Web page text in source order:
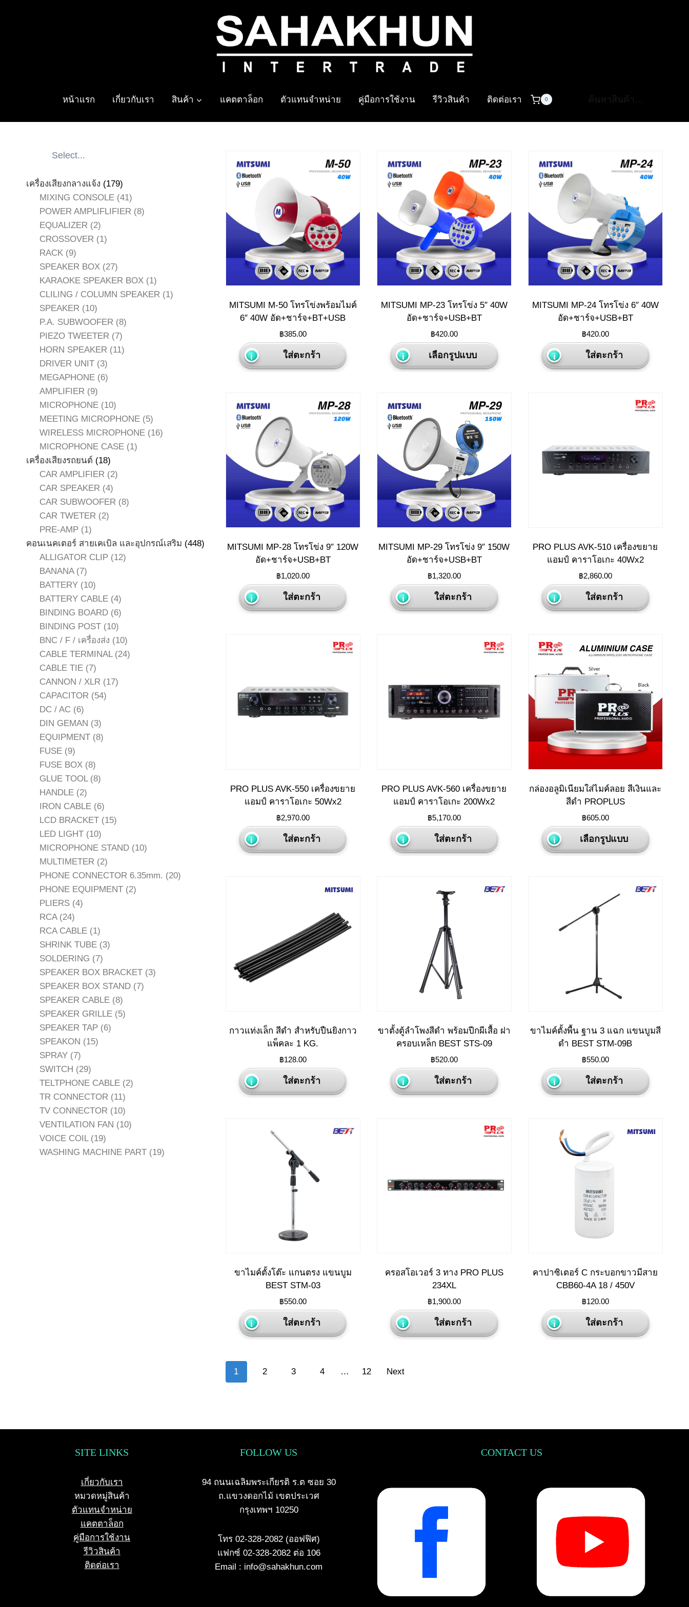
หน้าแรก เกี่ยวกับเรา สินค้า แคตตาล็อก ตัวแทนจำหน่าย คู่มือการใช้งาน รีวิวสินค้า ติดต่อเรา 0
เครื่องเสียงกลางแจ้ง 179179
สินค้า
MIXING CONSOLE 4141
สินค้า
POWER AMPLIFLIFIER 88
EQUALIZER 22
สินค้า
CROSSOVER 11
RACK 99
สินค้า
SPEAKER BOX 2727
สินค้า
KARAOKE SPEAKER BOX 11
สินค้า
CLILING / COLUMN SPEAKER 11
SPEAKER 1010
สินค้า
P.A. SUBWOOFER 88
PIEZO TWEETER 77
สินค้า
HORN SPEAKER 1111
DRIVER UNIT 33
สินค้า
MEGAPHONE 66
AMPLIFIER 99
สินค้า
MICROPHONE 1010
สินค้า
MEETING MICROPHONE 55
สินค้า
WIRELESS MICROPHONE 1616
MICROPHONE CASE 11
เครื่องเสียงรถยนต์ 1818
สินค้า
CAR AMPLIFIER 22
CAR SPEAKER 44
สินค้า
CAR SUBWOOFER 88
CAR TWETER 22
PRE-AMP 11
สินค้า
คอนเนคเตอร์ สายเคเบิล และอุปกรณ์เสริม 448448
ALLIGATOR CLIP 1212
BANANA 77
สินค้า
BATTERY 1010
สินค้า
BATTERY CABLE 44
สินค้า
BINDING BOARD 66
สินค้า
BINDING POST 1010
สินค้า
BNC / F / เครื่องส่ง 1010
สินค้า
CABLE TERMINAL 2424
CABLE TIE 77
สินค้า
CANNON / XLR 1717
CAPACITOR 5454
DC / AC 66
สินค้า
DIN GEMAN 33
สินค้า
EQUIPMENT 88
FUSE 99
สินค้า
FUSE BOX 88
สินค้า
GLUE TOOL 88
HANDLE 22
สินค้า
IRON CABLE 66
สินค้า
LCD BRACKET 1515
LED LIGHT 1010
สินค้า
MICROPHONE STAND 1010
MULTIMETER 22
สินค้า
PHONE CONNECTOR 6.35mm. 2020
PHONE EQUIPMENT 22
PLIERS 44
RCA 2424
สินค้า
RCA CABLE 11
สินค้า
SHRINK TUBE 33
SOLDERING 77
สินค้า
SPEAKER BOX BRACKET 33
SPEAKER BOX STAND 77
SPEAKER CABLE 88
สินค้า
SPEAKER GRILLE 55
SPEAKER TAP 66
SPEAKON 1515
SPRAY 77
สินค้า
SWITCH 2929
สินค้า
TELTPHONE CABLE 22
TR CONNECTOR 1111
สินค้า
TV CONNECTOR 1010
สินค้า
VENTILATION FAN 1010
VOICE COIL 1919
สินค้า
WASHING MACHINE PART 1919
MITSUMI M-50 โทรโข่งพร้อมไมค์
6″ 40W อัด+ชาร์จ+BT+USB
฿385.00
ใส่ตะกร้า
MITSUMI MP-23 โทรโข่ง 5″ 40W
อัด+ชาร์จ+USB+BT
฿420.00
เลือกรูปแบบ
This
product
variants.
The
be
the
page
MITSUMI MP-24 โทรโข่ง 6″ 40W
อัด+ชาร์จ+USB+BT
฿420.00
ใส่ตะกร้า
MITSUMI MP-28 โทรโข่ง 9″ 120W
อัด+ชาร์จ+USB+BT
฿1,020.00
ใส่ตะกร้า
MITSUMI MP-29 โทรโข่ง 9″ 150W
อัด+ชาร์จ+USB+BT
฿1,320.00
ใส่ตะกร้า
PRO PLUS AVK-510 เครื่องขยาย
แอมป์ คาราโอเกะ 40Wx2
฿2,860.00
ใส่ตะกร้า
PRO PLUS AVK-550 เครื่องขยาย
แอมป์ คาราโอเกะ 50Wx2
฿2,970.00
ใส่ตะกร้า
PRO PLUS AVK-560 เครื่องขยาย
แอมป์ คาราโอเกะ 200Wx2
฿5,170.00
ใส่ตะกร้า
กล่องอลูมิเนียมใส่ไมค์ลอย สีเงินและ
สีดำ PROPLUS
฿605.00
เลือกรูปแบบ
This
product
variants.
กาวแท่งเล็ก สีดำ สำหรับปืนยิงกาว
แพ็คละ 1 KG.
฿128.00
ใส่ตะกร้า
ขาตั้งตู้ลำโพงสีดำ พร้อมปีกผีเสื้อ ฝา
ครอบเหล็ก BEST STS-09
฿520.00
ใส่ตะกร้า
ขาไมค์ตั้งพื้น ฐาน 3 แฉก แขนบูมสี
ดำ BEST STM-09B
฿550.00
ใส่ตะกร้า
ขาไมค์ตั้งโต๊ะ แกนตรง แขนบูม
BEST STM-03
฿550.00
ใส่ตะกร้า
ครอสโอเวอร์ 3 ทาง PRO PLUS
234XL
฿1,900.00
ใส่ตะกร้า
คาปาซิเตอร์ C กระบอกขาวมีสาย
CBB60-4A 18 / 450V
฿120.00
ใส่ตะกร้า
Posts
1 2 3 4 … 12 Next
SITE LINKS
เกี่ยวกับเรา
หมวดหมู่สินค้า
ตัวแทนจำหน่าย
แคตตาล็อก
คู่มือการใช้งาน
รีวิวสินค้า
ติดต่อเรา
FOLLOW US
94 ถนนเฉลิมพระเกียรติ ร.ต ซอย 30
ถ.แขวงดอกไม้ เขตประเวศ
กรุงเทพฯ 10250
โทร 02-328-2082 (ออฟฟิศ)
แฟกซ์ 02-328-2082 ต่อ 106
Email : info@sahakhun.com
CONTACT US